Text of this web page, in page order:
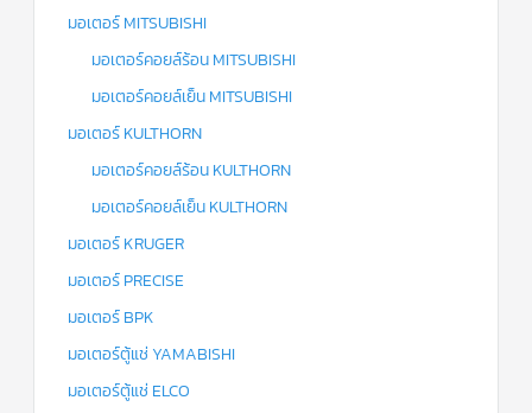
มอเตอร์ MITSUBISHI
มอเตอร์คอยล์ร้อน MITSUBISHI
มอเตอร์คอยล์เย็น MITSUBISHI
มอเตอร์ KULTHORN
มอเตอร์คอยล์ร้อน KULTHORN
มอเตอร์คอยล์เย็น KULTHORN
มอเตอร์ KRUGER
มอเตอร์ PRECISE
มอเตอร์ BPK
มอเตอร์ตู้แช่ YAMABISHI
มอเตอร์ตู้แช่ ELCO